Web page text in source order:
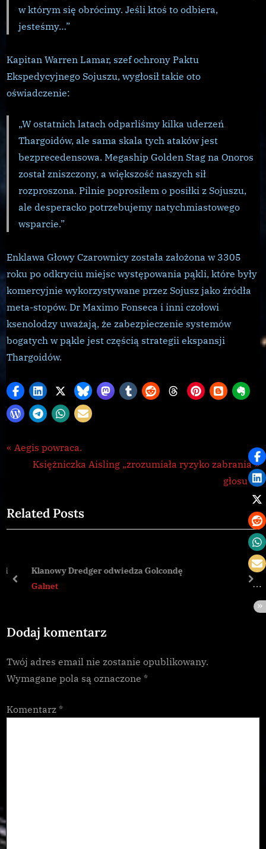
w którym się obrócimy. Jeśli ktoś to odbiera,
jesteśmy…”
Kapitan Warren Lamar, szef ochrony Paktu
Ekspedycyjnego Sojuszu, wygłosił takie oto
oświadczenie:
„W ostatnich latach odparliśmy kilka uderzeń
Thargoidów, ale sama skala tych ataków jest
bezprecedensowa. Megaship Golden Stag na Onoros
został zniszczony, a większość naszych sił
rozproszona. Pilnie poprosiłem o posiłki z Sojuszu,
ale desperacko potrzebujemy natychmiastowego
wsparcie.”
Enklawa Głowy Czarownicy została założona w 3305
roku po odkryciu miejsc występowania pąkli, które były
komercyjnie wykorzystywane przez Sojusz jako źródła
meta-stopów. Dr Maximo Fonseca i inni czołowi
ksenolodzy uważają, że zabezpieczenie systemów
bogatych w pąkle jest częścią strategii ekspansji
Thargoidów.
Galnet
Nawigacja
wpisu
P
i
o
P
t
Aegis powraca.
N
t
P
Księżniczka Aisling „zrozumiała ryzyko zabrania
głosu”
Related Posts
Klanowy Dredger odwiedza Golcondę
Galnet
prev
Dodaj komentarz
Twój adres email nie zostanie opublikowany.
Wymagane pola są oznaczone *
Komentarz *